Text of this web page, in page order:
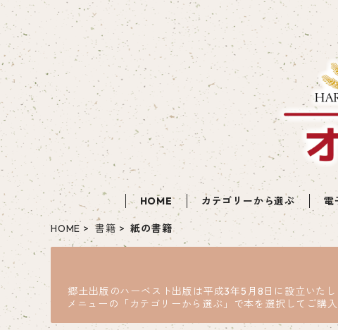
HOME カテゴリーから選ぶ 電
HOME 書籍 紙の書籍
郷土出版のハーベスト出版は平成3年5月8日に設立いた
メニューの「カテゴリーから選ぶ」で本を選択してご購